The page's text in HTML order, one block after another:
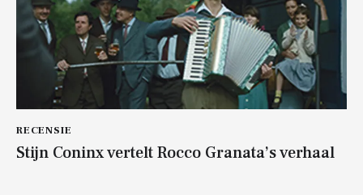
RECENSIE
Stijn Coninx vertelt Rocco Granata’s verhaal